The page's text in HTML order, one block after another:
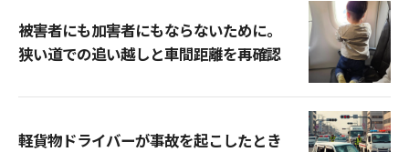
被害者にも加害者にもならないために。
狭い道での追い越しと車間距離を再確認
軽貨物ドライバーが事故を起こしたとき